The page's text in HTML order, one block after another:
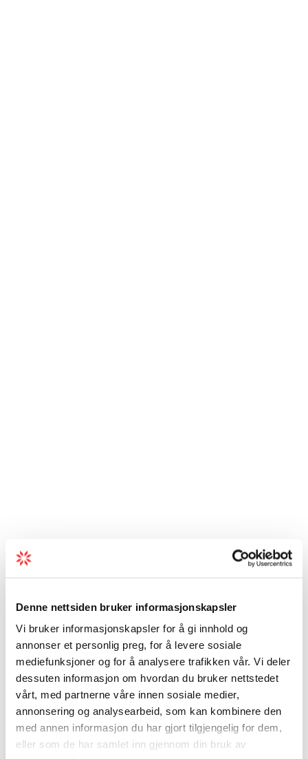
Denne nettsiden bruker informasjonskapsler
Vi bruker informasjonskapsler for å gi innhold og
annonser et personlig preg, for å levere sosiale
mediefunksjoner og for å analysere trafikken vår. Vi deler
dessuten informasjon om hvordan du bruker nettstedet
vårt, med partnerne våre innen sosiale medier,
annonsering og analysearbeid, som kan kombinere den
med annen informasjon du har gjort tilgjengelig for dem,
eller som de har samlet inn gjennom din bruk av